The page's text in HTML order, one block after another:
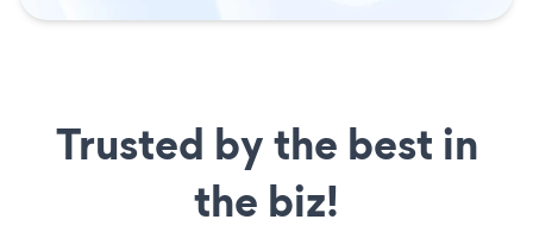
Trusted by the best in
the biz!